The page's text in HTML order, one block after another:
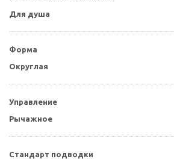
Для душа
Форма
Округлая
Управление
Рычажное
Стандарт подводки